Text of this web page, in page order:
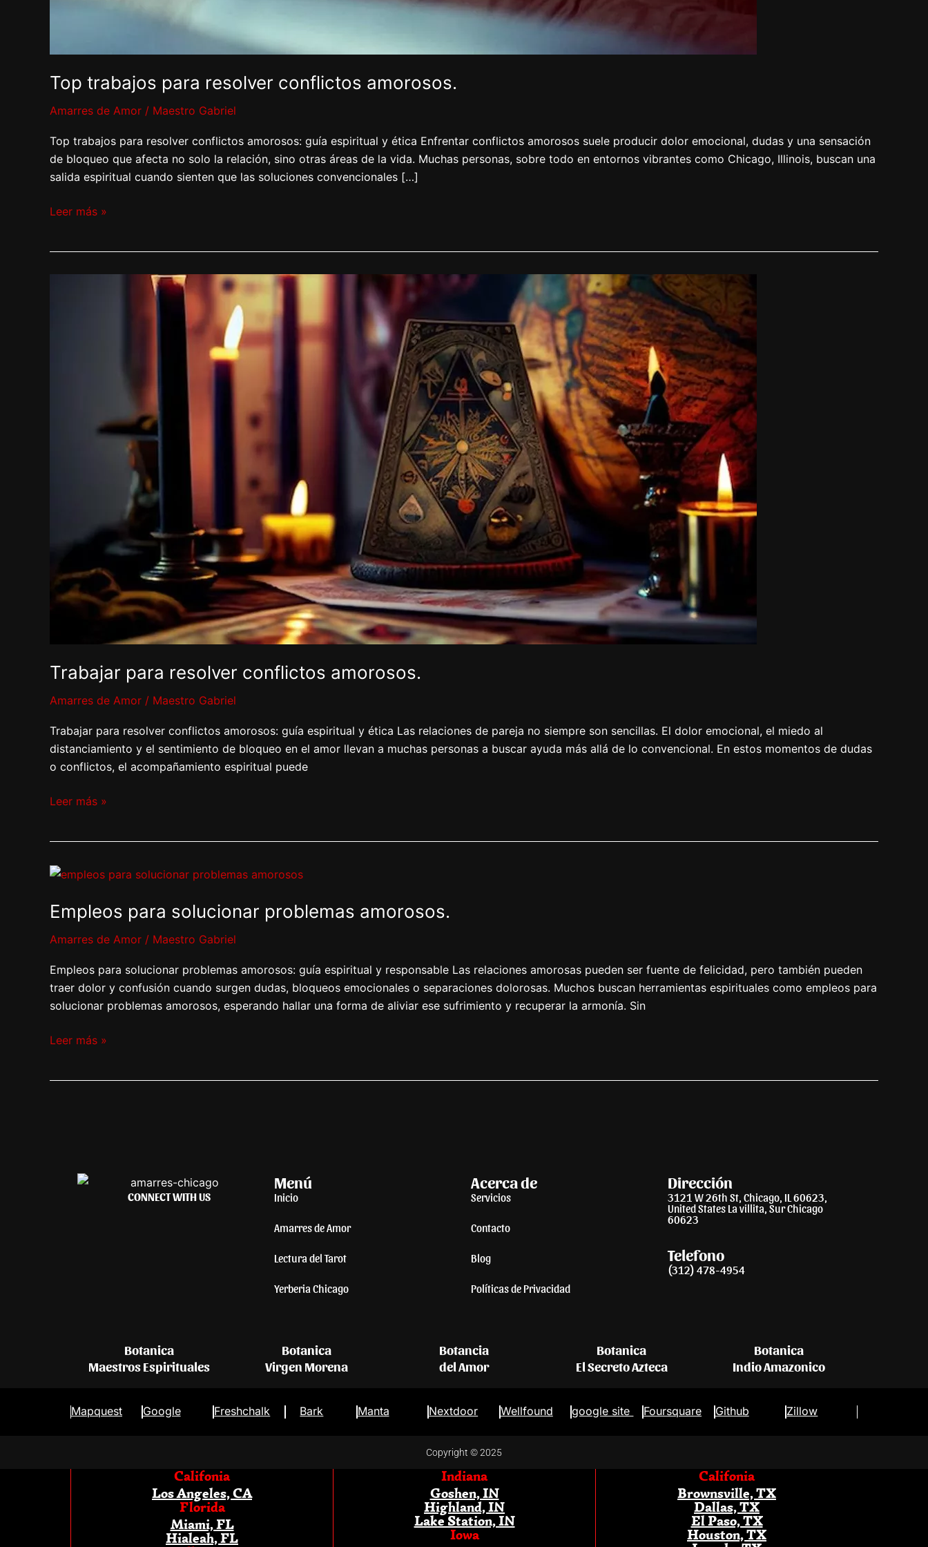
Top trabajos para resolver conflictos amorosos.
Amarres de Amor / Maestro Gabriel
Top trabajos para resolver conflictos amorosos: guía espiritual y ética Enfrentar conflictos amorosos suele producir dolor emocional, dudas y una sensación
de bloqueo que afecta no solo la relación, sino otras áreas de la vida. Muchas personas, sobre todo en entornos vibrantes como Chicago, Illinois, buscan una
salida espiritual cuando sienten que las soluciones convencionales […]
Leer más »
Trabajar para resolver conflictos amorosos.
Amarres de Amor / Maestro Gabriel
Trabajar para resolver conflictos amorosos: guía espiritual y ética Las relaciones de pareja no siempre son sencillas. El dolor emocional, el miedo al
distanciamiento y el sentimiento de bloqueo en el amor llevan a muchas personas a buscar ayuda más allá de lo convencional. En estos momentos de dudas
o conflictos, el acompañamiento espiritual puede
Leer más »
Empleos para solucionar problemas amorosos.
Amarres de Amor / Maestro Gabriel
Empleos para solucionar problemas amorosos: guía espiritual y responsable Las relaciones amorosas pueden ser fuente de felicidad, pero también pueden
traer dolor y confusión cuando surgen dudas, bloqueos emocionales o separaciones dolorosas. Muchos buscan herramientas espirituales como empleos para
solucionar problemas amorosos, esperando hallar una forma de aliviar ese sufrimiento y recuperar la armonía. Sin
Empleos
solucionar
problemas
amorosos.
Leer más »
CONNECT WITH US
Menú
Inicio
Amarres de Amor
Lectura del Tarot
Yerberia Chicago
Acerca de
Servicios
Contacto
Blog
Políticas de Privacidad
Dirección
3121 W 26th St, Chicago, IL 60623,
United States La villita, Sur Chicago
60623
Telefono
(312) 478-4954
Botanica
Maestros Espirituales
Botanica
Virgen Morena
Botancia
del Amor
Botanica
El Secreto Azteca
Botanica
Indio Amazonico
Mapquest Google Freshchalk Bark Manta Nextdoor Wellfound google site Foursquare Github Zillow
Copyright © 2025
Califonia
Los Angeles, CA
Florida
Miami, FL
Hialeah, FL
Indiana
Goshen, IN
Highland, IN
Lake Station, IN
Iowa
Califonia
Brownsville, TX
Dallas, TX
El Paso, TX
Houston, TX